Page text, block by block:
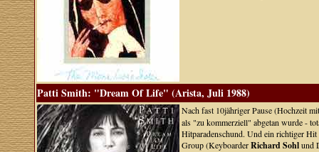
Patti Smith: "Dream Of Life" (Arista, Juli 1988)
Nach fast 10jähriger Pause (Hochzeit
als "zu kommerziell" abgetan wurde -
Hitparadenschund. Und ein richtiger
Group (KeyboarderRichard Sohlund